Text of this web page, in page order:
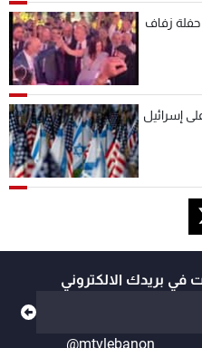
حفلة زفاف
على إسرائيل
في بريدك الالكتروني
@mtvlebanon